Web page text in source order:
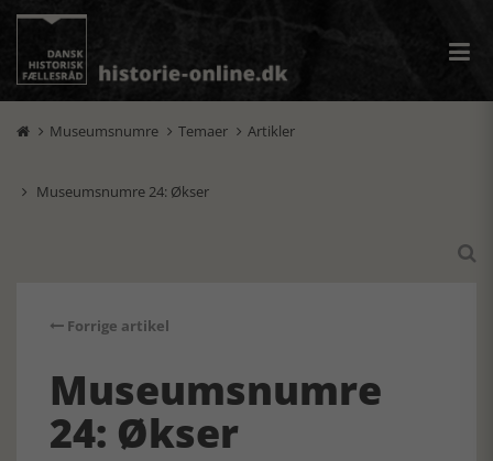
 Museumsnumre  Temaer  Artikler
 Museumsnumre 24: Økser

Forrige artikel
Museumsnumre
24: Økser